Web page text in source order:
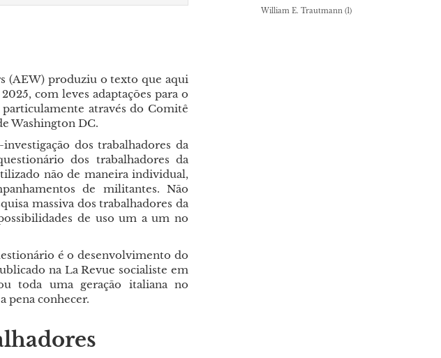
(AEW) produziu o texto que aqui
com leves adaptações para o
através do Comitê
Washington DC.
dos trabalhadores da
dos trabalhadores da
não de maneira individual,
de militantes. Não
massiva dos trabalhadores da
de uso um a um no
é o desenvolvimento do
na La Revue socialiste em
toda uma geração italiana no
pena conhecer.
William E. Trautmann (1)